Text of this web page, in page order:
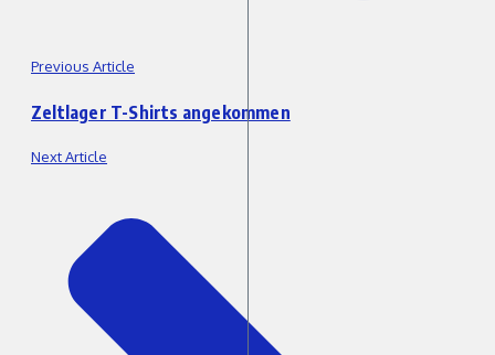
Previous Article
Zeltlager T-Shirts angekommen
Next Article